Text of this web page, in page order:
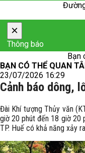
×
Thông báo
Bạn
BẠN CÓ THỂ QUAN
23/07/2026 16:29
Cảnh báo dông,
Đài Khí tượng Thủy văn
giờ 20 phút đến 18 giờ 20
TP. Huế có khả năng xảy